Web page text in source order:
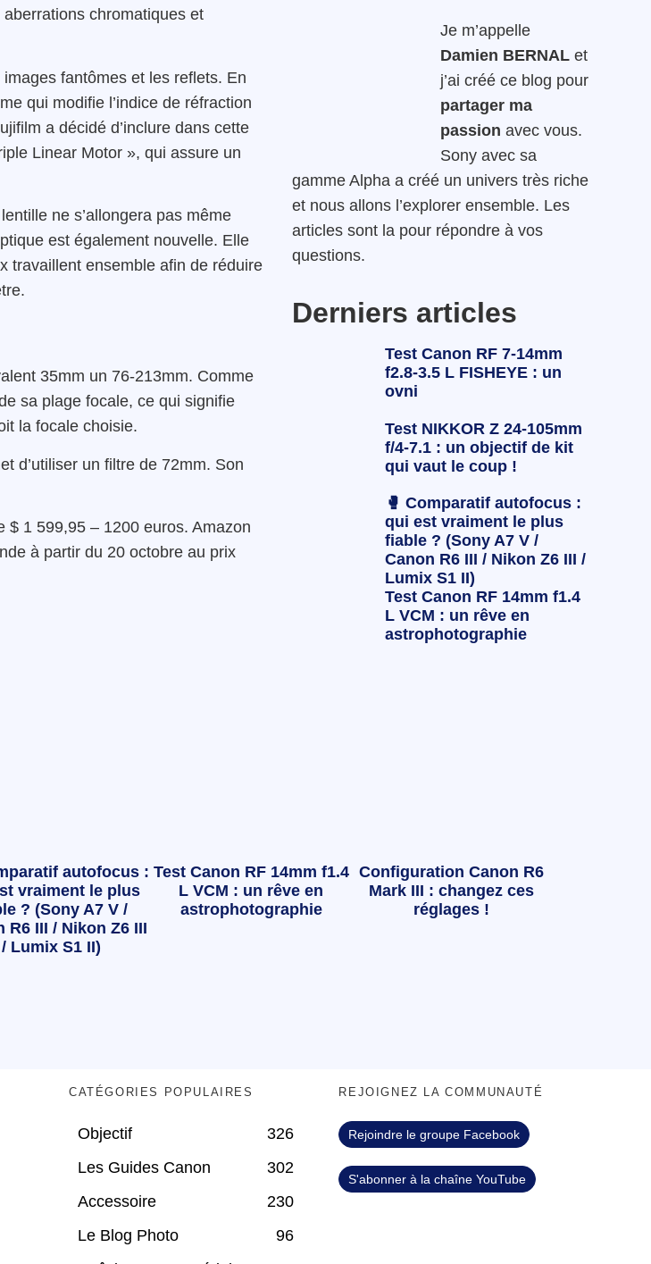
chromatiques et
fantômes et les reflets. En
qui modifie l’indice de réfraction
a décidé d’inclure dans cette
Linear Motor », qui assure un
ne s’allongera pas même
est également nouvelle. Elle
travaillent ensemble afin de réduire
35mm un 76-213mm. Comme
sa plage focale, ce qui signifie
la focale choisie.
d’utiliser un filtre de 72mm. Son
$ 1 599,95 – 1200 euros. Amazon
à partir du 20 octobre au prix
Je m’appelle
Damien BERNAL et
j’ai créé ce blog pour
partager ma
passion avec vous.
Sony avec sa
gamme Alpha a créé un univers très riche
et nous allons l’explorer ensemble. Les
articles sont la pour répondre à vos
questions.
Derniers articles
Test Canon RF 7-14mm
f2.8-3.5 L FISHEYE : un
ovni
Test NIKKOR Z 24-105mm
f/4-7.1 : un objectif de kit
qui vaut le coup !
🥊 Comparatif autofocus :
qui est vraiment le plus
fiable ? (Sony A7 V /
Canon R6 III / Nikon Z6 III /
Lumix S1 II)
Test Canon RF 14mm f1.4
L VCM : un rêve en
astrophotographie
autofocus :
vraiment le plus
? (Sony A7 V /
R6 III / Nikon Z6 III
/ Lumix S1 II)
Test Canon RF 14mm f1.4
L VCM : un rêve en
astrophotographie
Configuration Canon R6
Mark III : changez ces
réglages !
CATÉGORIES POPULAIRES
Objectif
326
Les Guides Canon
302
Accessoire
230
Le Blog Photo
96
REJOIGNEZ LA COMMUNAUTÉ
Rejoindre le groupe Facebook
S'abonner à la chaîne YouTube